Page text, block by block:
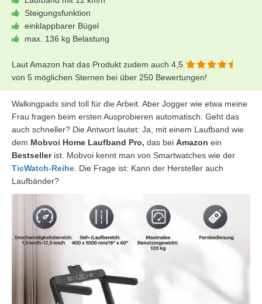
Steigungsfunktion
einklappbarer Bügel
max. 136 kg Belastung
Laut Amazon hat das Produkt zudem auch 4,5
von 5 möglichen Sternen bei über 250 Bewertungen!
Walkingpads sind toll für die Arbeit. Aber Jogger wie etwa meine
Frau fragen beim ersten Ausprobieren automatisch: Geht das
auch schneller? Die Antwort lautet: Ja, mit einem Laufband wie
dem Mobvoi Home Laufband Pro, das bei Amazon ein
Bestsellerist. Mobvoi kennt man von Smartwatches wie der
TicWatch-Reihe . Die Frage ist: Kann der Hersteller auch
Laufbänder?